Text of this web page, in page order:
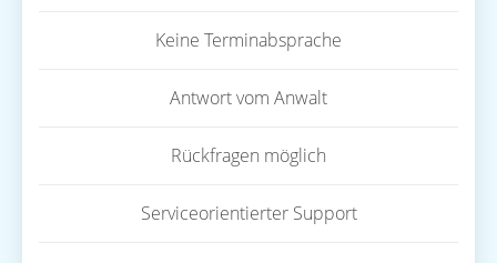
Keine Terminabsprache
Antwort vom Anwalt
Rückfragen möglich
Serviceorientierter Support